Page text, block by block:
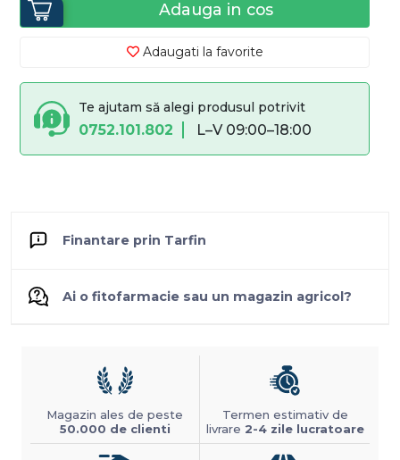
Adauga in cos
Adaugati la favorite
Te ajutam să alegi produsul potrivit
0752.101.802 L–V 09:00–18:00
Finantare prin Tarfin
Ai o fitofarmacie sau un magazin agricol?
Magazin ales de peste
50.000 de clienti
Termen estimativ de
livrare 2-4 zile lucratoare